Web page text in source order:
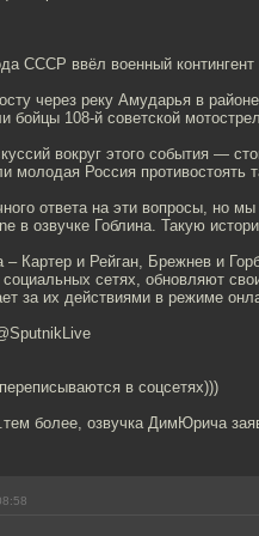
СССР ввёл военный
через реку Амударья в
бойцы 108-й советской
вокруг этого события —
молодая Россия
ответа на эти вопросы, но
в озвучке Гоблина. Такую
– Картер и Рейган, Брежнев и
сетях, обновляют
за их действиями в режиме
в соцсетях)))
более, озвучка ДимЮрича